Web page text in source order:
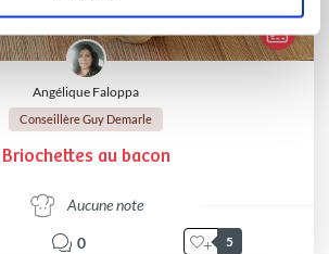
Angélique Faloppa
Conseillère Guy Demarle
Briochettes au bacon
Aucune note
0 5